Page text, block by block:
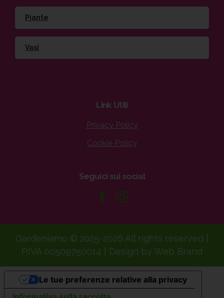
Piante
Vasi
Link Utili
Privacy Policy
Cookie Policy
Seguici sui social
Gardeniamo © 2025-2026 All rights reserved |
P.IVA 00509750014 | Design by Web Brand
Le tue preferenze relative alla privacy